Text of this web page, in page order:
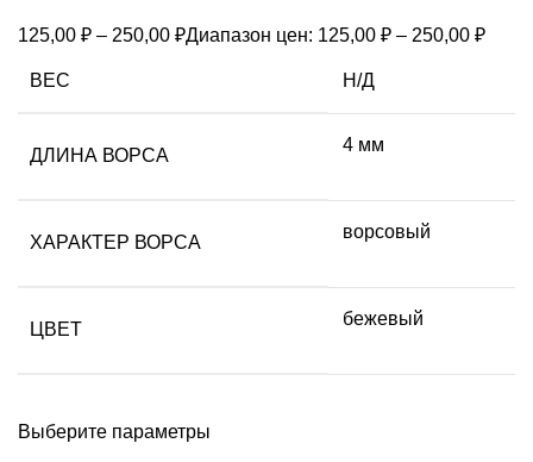
125,00 ₽ – 250,00 ₽Диапазон цен: 125,00 ₽ – 250,00 ₽
ВЕС Н/Д
ДЛИНА ВОРСА
4 мм
ХАРАКТЕР ВОРСА
ворсовый
ЦВЕТ
бежевый
Выберите параметры